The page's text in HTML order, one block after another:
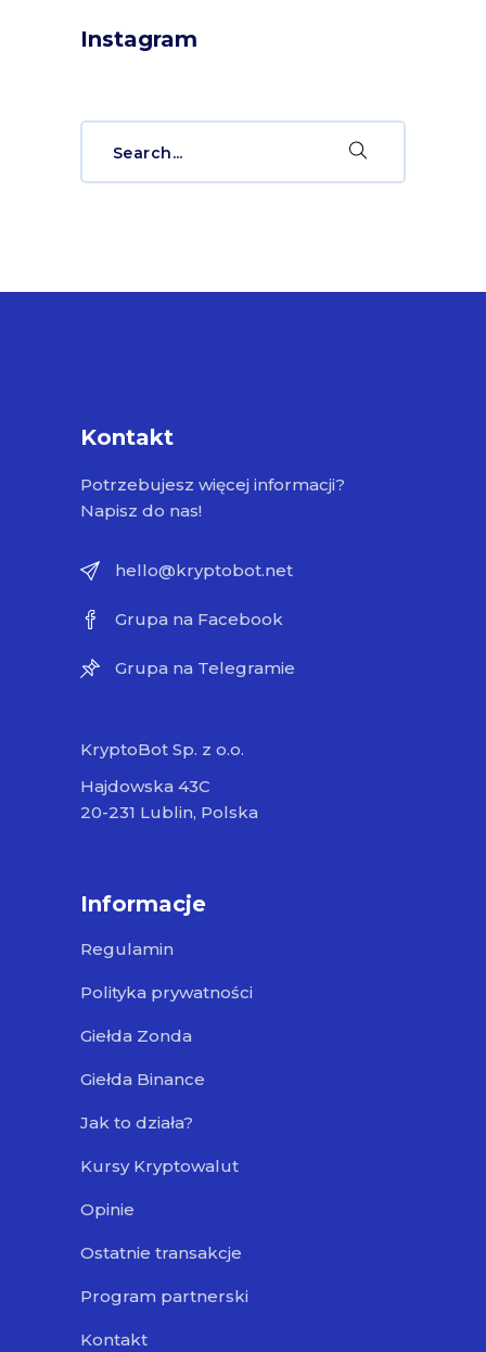
Instagram
Kontakt
Potrzebujesz więcej informacji?
Napisz do nas!
hello@kryptobot.net
Grupa na Facebook
Grupa na Telegramie
KryptoBot Sp. z o.o.
Hajdowska 43C
20-231 Lublin, Polska
Informacje
Regulamin
Polityka prywatności
Giełda Zonda
Giełda Binance
Jak to działa?
Kursy Kryptowalut
Opinie
Ostatnie transakcje
Program partnerski
Kontakt